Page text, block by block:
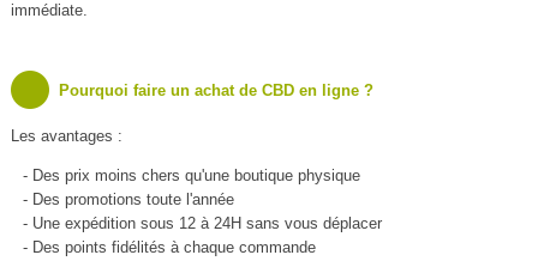
immédiate.
Pourquoi faire un achat de CBD en ligne ?
Les avantages :
- Des prix moins chers qu'une boutique physique
- Des promotions toute l'année
- Une expédition sous 12 à 24H sans vous déplacer
- Des points fidélités à chaque commande